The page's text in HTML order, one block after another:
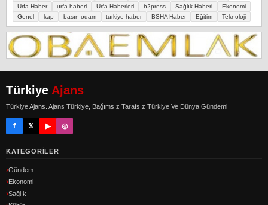
Urfa Haber
urfa haberi Urfa Haberleri b2press Sağlık Haberi
Ekonomi
Genel
kap basın odam turkiye haber BSHA Haber Eğitim Teknoloji
Türkiye Ajans
Türkiye Ajans. Ajans Türkiye, Bağımsız Tarafsız Türkiye Ve Dünya Gündemi
f 𝕏 ▶ ◎
KATEGORILER
Gündem
Ekonomi
Sağlık